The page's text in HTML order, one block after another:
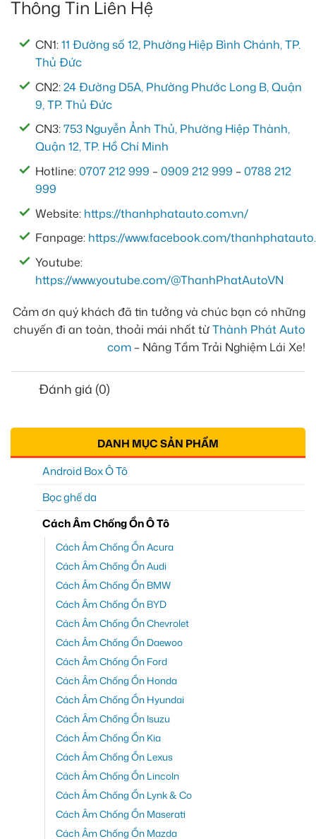
Thông Tin Liên Hệ
CN1:11 Đường số 12, Phường Hiệp Bình Chánh, TP.
Thủ Đức
CN2:24 Đường D5A, Phường Phước Long B, Quận
9, TP. Thủ Đức
CN3:753 Nguyễn Ảnh Thủ, Phường Hiệp Thành,
Quận 12, TP. Hồ Chí Minh
Hotline:0707 212 999 –0909 212 999 –0788 212
999
Website: https://thanhphatauto.com.vn/
Fanpage: https://www.facebook.com/
Youtube:
https://www.youtube.com/@ThanhPhatAutoVN
Cảm ơn quý khách đã tin tưởng và chúc bạn có những
chuyến đi an toàn, thoải mái nhất từThành Phát Auto
com – Nâng Tầm Trải Nghiệm Lái Xe!
Đánh giá (0)
DANH MỤC SẢN PHẨM
Android Box Ô Tô
Bọc ghế da
Cách Âm Chống Ồn Ô Tô
Cách Âm Chống Ồn Acura
Cách Âm Chống Ồn Audi
Cách Âm Chống Ồn BMW
Cách Âm Chống Ồn BYD
Cách Âm Chống Ồn Chevrolet
Cách Âm Chống Ồn Daewoo
Cách Âm Chống Ồn Ford
Cách Âm Chống Ồn Honda
Cách Âm Chống Ồn Hyundai
Cách Âm Chống Ồn Isuzu
Cách Âm Chống Ồn Kia
Cách Âm Chống Ồn Lexus
Cách Âm Chống Ồn Lincoln
Cách Âm Chống Ồn Lynk & Co
Cách Âm Chống Ồn Maserati
Cách Âm Chống Ồn Mazda